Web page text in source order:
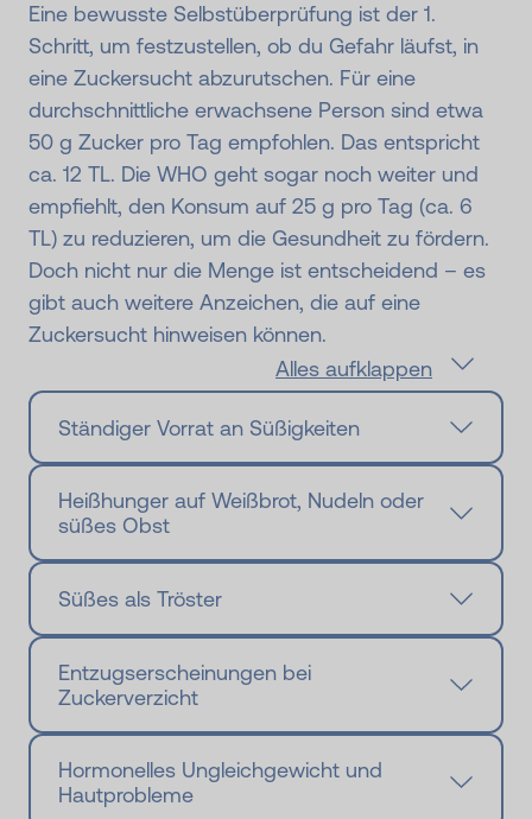
Eine bewusste Selbstüberprüfung ist der 1.
Schritt, um festzustellen, ob du Gefahr läufst, in
eine Zuckersucht abzurutschen. Für eine
durchschnittliche erwachsene Person sind etwa
50 g Zucker pro Tag empfohlen. Das entspricht
ca. 12 TL. Die WHO geht sogar noch weiter und
empfiehlt, den Konsum auf 25 g pro Tag (ca. 6
TL) zu reduzieren, um die Gesundheit zu fördern.
Doch nicht nur die Menge ist entscheidend – es
gibt auch weitere Anzeichen, die auf eine
Zuckersucht hinweisen können.
Alles aufklappen
Ständiger Vorrat an Süßigkeiten
Heißhunger auf Weißbrot, Nudeln oder
süßes Obst
Süßes als Tröster
Entzugserscheinungen bei
Zuckerverzicht
Hormonelles Ungleichgewicht und
Hautprobleme